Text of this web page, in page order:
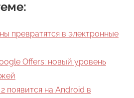
превратятся в электронные
Offers: новый уровень
появится на Android в